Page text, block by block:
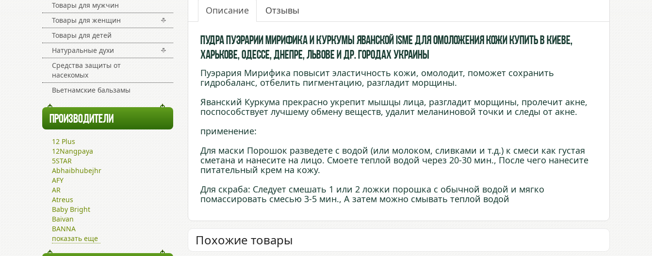
Товары для мужчин
Товары для женщин
Товары для детей
Натуральные духи
Средства защиты от
насекомых
Вьетнамские бальзамы
ПРОИЗВОДИТЕЛИ
12 Plus
12Nangpaya
5STAR
Abhaibhubejhr
AFY
AR
Atreus
Baby Bright
Baivan
BANNA
показать еще
Описание Отзывы
Пудра Пуэрарии Мирифика и Куркумы Яванской ISME для омоложения кожи купить в Киеве,
Харькове, Одессе, Днепре, Львове и др. городах Украины
Пуэрария Мирифика повысит эластичность кожи, омолодит, поможет сохранить
гидробаланс, отбелить пигментацию, разгладит морщины.
Яванский Куркума прекрасно укрепит мышцы лица, разгладит морщины, пролечит акне,
поспособствует лучшему обмену веществ, удалит меланиновой точки и следы от акне.
применение:
Для маски Порошок разведете с водой (или молоком, сливками и т.д.) к смеси как густая
сметана и нанесите на лицо. Смоете теплой водой через 20-30 мин., После чего нанесите
питательный крем на кожу.
Для скраба: Следует смешать 1 или 2 ложки порошка с обычной водой и мягко
помассировать смесью 3-5 мин., А затем можно смывать теплой водой
Похожие товары